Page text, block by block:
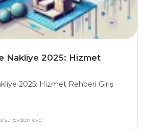
Nakliye 2025: Hizmet
2025: Hizmet Rehberi Giriş
Evden eve